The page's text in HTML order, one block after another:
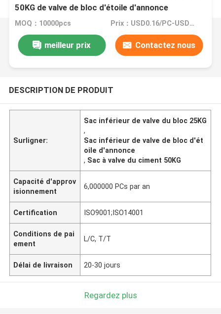
50KG de valve de bloc d'étoile d'annonce
MOQ：10000pcs Prix：USD0.16/PC-USD0.20/PC
meilleur prix Contactez nous
DESCRIPTION DE PRODUIT
Surligner:
Sac inférieur de valve du bloc 25KG
,
Sac inférieur de valve de bloc d'ét
oile d'annonce
, Sac à valve du ciment 50KG
Capacité d'approv
isionnement
6,000000 PCs par an
Certification ISO9001;ISO14001
Conditions de pai
ement
L/C, T/T
Délai de livraison 20-30 jours
Regardez plus